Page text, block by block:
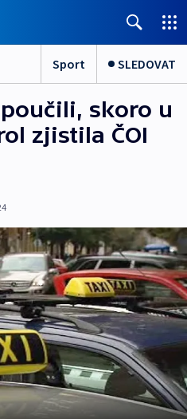
Sport SLEDOVAT
skoro u
zjistila ČOI